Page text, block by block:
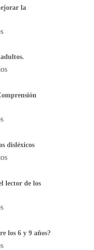
la
disléxicos
lector de los
los 6 y 9 años?